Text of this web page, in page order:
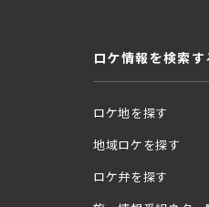
ロケ情報を検索す
ロケ地を探す
地域ロケを探す
ロケ弁を探す